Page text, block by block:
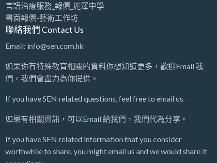
言語治療服務_報價_麗澤中學
書面報價-藝術工作坊
聯絡我們 Contact Us
Email: info@sen.com.hk
如果你有特殊教育相關的資料你想知道更多，歡迎Email 我
們，我們會盡力為你提供。
If you have SEN related questions, feel free to email us.
如果有相關資訊，可以Email 給我們，我們代為分享。
If you have SEN related information that you consider
worthwhile to share, you might email us and we would share it